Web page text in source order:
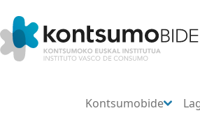
Kontsumobide